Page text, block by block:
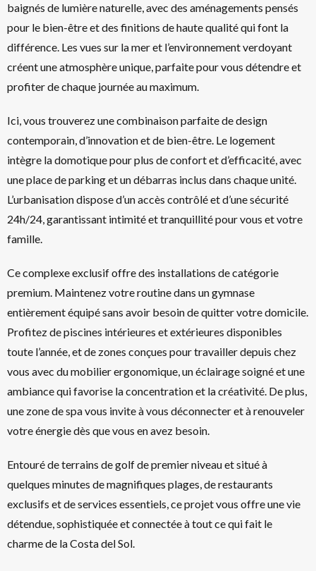
baignés de lumière naturelle, avec des aménagements pensés
pour le bien-être et des finitions de haute qualité qui font la
différence. Les vues sur la mer et l’environnement verdoyant
créent une atmosphère unique, parfaite pour vous détendre et
profiter de chaque journée au maximum.
Ici, vous trouverez une combinaison parfaite de design
contemporain, d’innovation et de bien-être. Le logement
intègre la domotique pour plus de confort et d’efficacité, avec
une place de parking et un débarras inclus dans chaque unité.
L’urbanisation dispose d’un accès contrôlé et d’une sécurité
24h/24, garantissant intimité et tranquillité pour vous et votre
famille.
Ce complexe exclusif offre des installations de catégorie
premium. Maintenez votre routine dans un gymnase
entièrement équipé sans avoir besoin de quitter votre domicile.
Profitez de piscines intérieures et extérieures disponibles
toute l’année, et de zones conçues pour travailler depuis chez
vous avec du mobilier ergonomique, un éclairage soigné et une
ambiance qui favorise la concentration et la créativité. De plus,
une zone de spa vous invite à vous déconnecter et à renouveler
votre énergie dès que vous en avez besoin.
Entouré de terrains de golf de premier niveau et situé à
quelques minutes de magnifiques plages, de restaurants
exclusifs et de services essentiels, ce projet vous offre une vie
détendue, sophistiquée et connectée à tout ce qui fait le
charme de la Costa del Sol.